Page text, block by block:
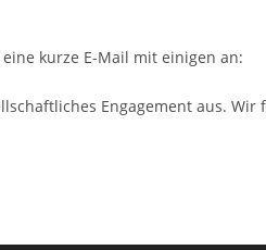
kurze E-Mail mit einigen an:
Engagement aus. Wir